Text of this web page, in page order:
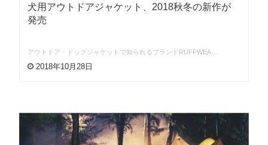
犬用アウトドアジャケット、2018秋冬の新作が
発売
アウトドア・ドッグジャケットで知られるブランドRUFFWEA…
2018年10月28日